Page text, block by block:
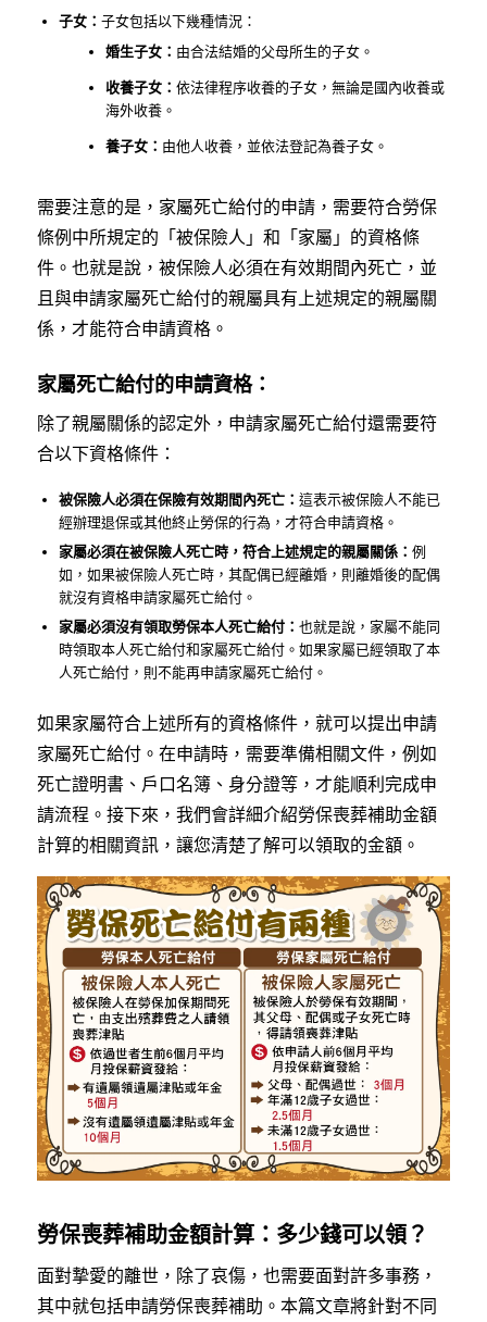
子女： 子女包括以下幾種情況：
婚生子女： 由合法結婚的父母所生的子女。
收養子女： 依法律程序收養的子女，無論是國內收養或
海外收養。
養子女： 由他人收養，並依法登記為養子女。
需要注意的是，家屬死亡給付的申請，需要符合勞保
條例中所規定的「被保險人」和「家屬」的資格條
件。也就是說，被保險人必須在有效期間內死亡，並
且與申請家屬死亡給付的親屬具有上述規定的親屬關
係，才能符合申請資格。
家屬死亡給付的申請資格：
除了親屬關係的認定外，申請家屬死亡給付還需要符
合以下資格條件：
被保險人必須在保險有效期間內死亡： 這表示被保險人不能已
經辦理退保或其他終止勞保的行為，才符合申請資格。
家屬必須在被保險人死亡時，符合上述規定的親屬關係： 例
如，如果被保險人死亡時，其配偶已經離婚，則離婚後的配偶
就沒有資格申請家屬死亡給付。
家屬必須沒有領取勞保本人死亡給付： 也就是說，家屬不能同
時領取本人死亡給付和家屬死亡給付。如果家屬已經領取了本
人死亡給付，則不能再申請家屬死亡給付。
如果家屬符合上述所有的資格條件，就可以提出申請
家屬死亡給付。在申請時，需要準備相關文件，例如
死亡證明書、戶口名簿、身分證等，才能順利完成申
請流程。接下來，我們會詳細介紹勞保喪葬補助金額
計算的相關資訊，讓您清楚了解可以領取的金額。
勞保喪葬補助金額計算：多少錢可以領？
面對摯愛的離世，除了哀傷，也需要面對許多事務，
其中就包括申請勞保喪葬補助。本篇文章將針對不同